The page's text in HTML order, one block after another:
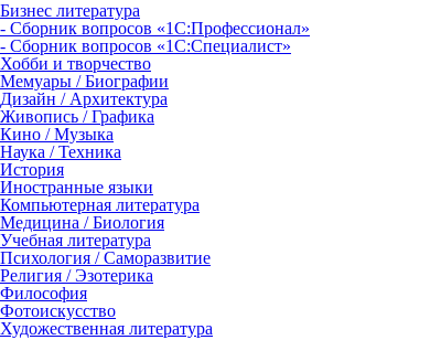
Бизнес литература
- Сборник вопросов «1С:Профессионал»
- Сборник вопросов «1С:Специалист»
Хобби и творчество
Мемуары / Биографии
Дизайн / Архитектура
Живопись / Графика
Кино / Музыка
Наука / Техника
История
Иностранные языки
Компьютерная литература
Медицина / Биология
Учебная литература
Психология / Саморазвитие
Религия / Эзотерика
Философия
Фотоискусство
Художественная литература